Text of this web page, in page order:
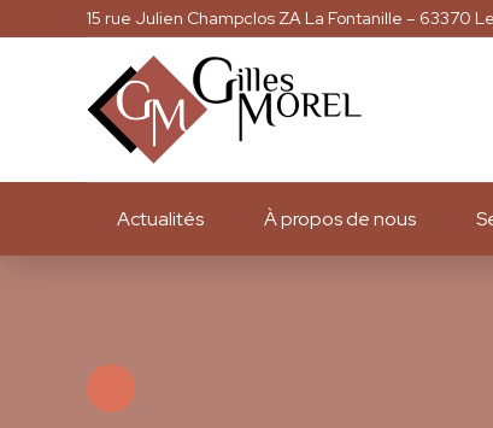
15 rue Julien Champclos ZA La Fontanille – 63370
Actualités À propos de nous